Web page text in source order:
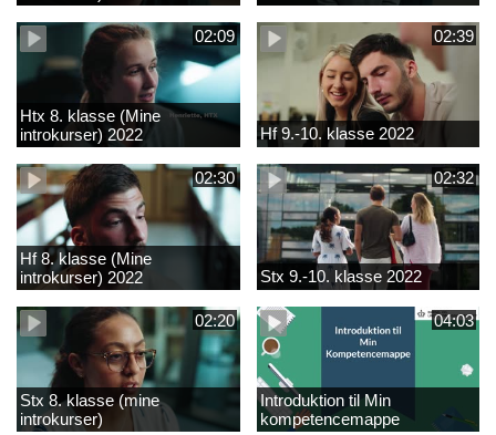
02:09
Htx 8. klasse (Mine
introkurser) 2022
02:39
Hf 9.-10. klasse 2022
02:30
Hf 8. klasse (Mine
introkurser) 2022
02:32
Stx 9.-10. klasse 2022
02:20
Stx 8. klasse (mine
introkurser)
04:03
Introduktion til Min
kompetencemappe